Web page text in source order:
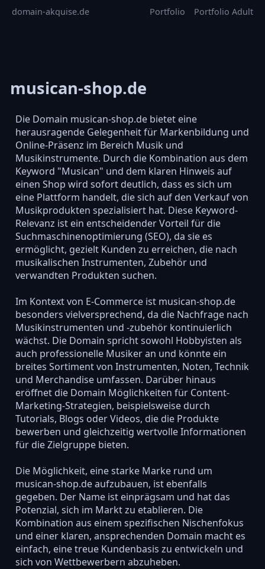
domain-akquise.de Portfolio Portfolio Adult
musican-shop.de
Die Domain musican-shop.de bietet eine
herausragende Gelegenheit für Markenbildung und
Online-Präsenz im Bereich Musik und
Musikinstrumente. Durch die Kombination aus dem
Keyword "Musican" und dem klaren Hinweis auf
einen Shop wird sofort deutlich, dass es sich um
eine Plattform handelt, die sich auf den Verkauf von
Musikprodukten spezialisiert hat. Diese Keyword-
Relevanz ist ein entscheidender Vorteil für die
Suchmaschinenoptimierung (SEO), da sie es
ermöglicht, gezielt Kunden zu erreichen, die nach
musikalischen Instrumenten, Zubehör und
verwandten Produkten suchen.
Im Kontext von E-Commerce ist musican-shop.de
besonders vielversprechend, da die Nachfrage nach
Musikinstrumenten und -zubehör kontinuierlich
wächst. Die Domain spricht sowohl Hobbyisten als
auch professionelle Musiker an und könnte ein
breites Sortiment von Instrumenten, Noten, Technik
und Merchandise umfassen. Darüber hinaus
eröffnet die Domain Möglichkeiten für Content-
Marketing-Strategien, beispielsweise durch
Tutorials, Blogs oder Videos, die die Produkte
bewerben und gleichzeitig wertvolle Informationen
für die Zielgruppe bieten.
Die Möglichkeit, eine starke Marke rund um
musican-shop.de aufzubauen, ist ebenfalls
gegeben. Der Name ist einprägsam und hat das
Potenzial, sich im Markt zu etablieren. Die
Kombination aus einem spezifischen Nischenfokus
und einer klaren, ansprechenden Domain macht es
einfach, eine treue Kundenbasis zu entwickeln und
sich von Wettbewerbern abzuheben.